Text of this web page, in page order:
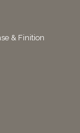
& Finition